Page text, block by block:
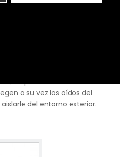
CERA CON ALGODÓN
moldeables se
del conducto auditivo.
cuerpo y lubrican
a su vez los oídos del
del entorno exterior.